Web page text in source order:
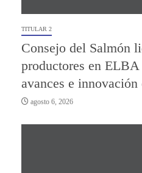
TITULAR 2
Consejo del Salmón
productores en
avances e
agosto 6, 2026